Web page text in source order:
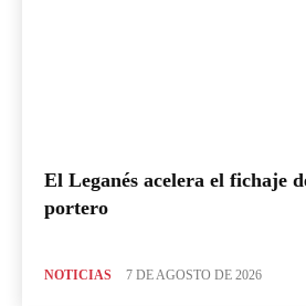
El Leganés acelera el fichaje
portero
NOTICIAS 7 DE AGOSTO DE 2026